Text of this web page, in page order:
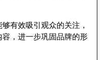
有效吸引观众的关注，
，进一步巩固品牌的形